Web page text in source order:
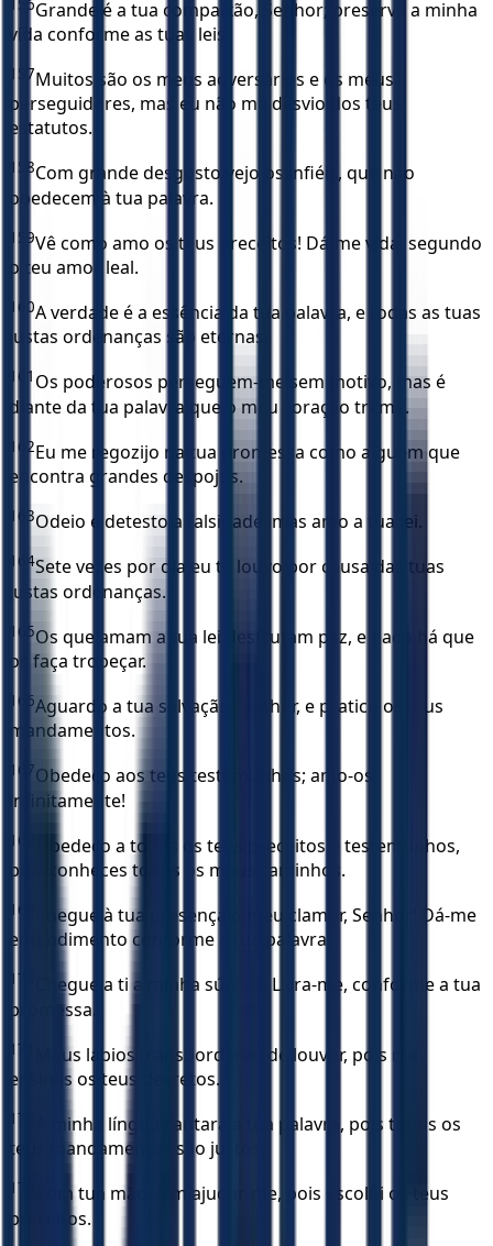
156Grande é a tua compaixão, Senhor; preserva a minha
vida conforme as tuas leis.
157Muitos são os meus adversários e os meus
perseguidores, mas eu não me desvio dos teus
estatutos.
158Com grande desgosto vejo os infiéis, que não
obedecem à tua palavra.
159Vê como amo os teus preceitos! Dá-me vida, segundo
o teu amor leal.
160A verdade é a essência da tua palavra, e todas as tuas
justas ordenanças são eternas.
161 Os poderosos perseguem-me sem motivo, mas é
diante da tua palavra que o meu coração treme.
162Eu me regozijo na tua promessa como alguém que
encontra grandes despojos.
163Odeio e detesto a falsidade, mas amo a tua lei.
164Sete vezes por dia eu te louvo por causa das tuas
justas ordenanças.
165Os que amam a tua lei desfrutam paz, e nada há que
os faça tropeçar.
166Aguardo a tua salvação, Senhor, e pratico os teus
mandamentos.
167Obedeço aos teus testemunhos; amo-os
infinitamente!
168
Obedeço a todos os teus preceitos e testemunhos,
pois conheces todos os meus caminhos.
169
Chegue à tua presença o meu clamor, Senhor! Dá-me
entendimento conforme a tua palavra.
170
Chegue a ti a minha súplica. Livra-me, conforme a tua
promessa.
171
Meus lábios transbordarão de louvor, pois me
ensinas os teus decretos.
172
A minha língua cantará a tua palavra, pois todos os
teus mandamentos são justos.
173
Com tua mão vem ajudar-me, pois escolhi os teus
preceitos.